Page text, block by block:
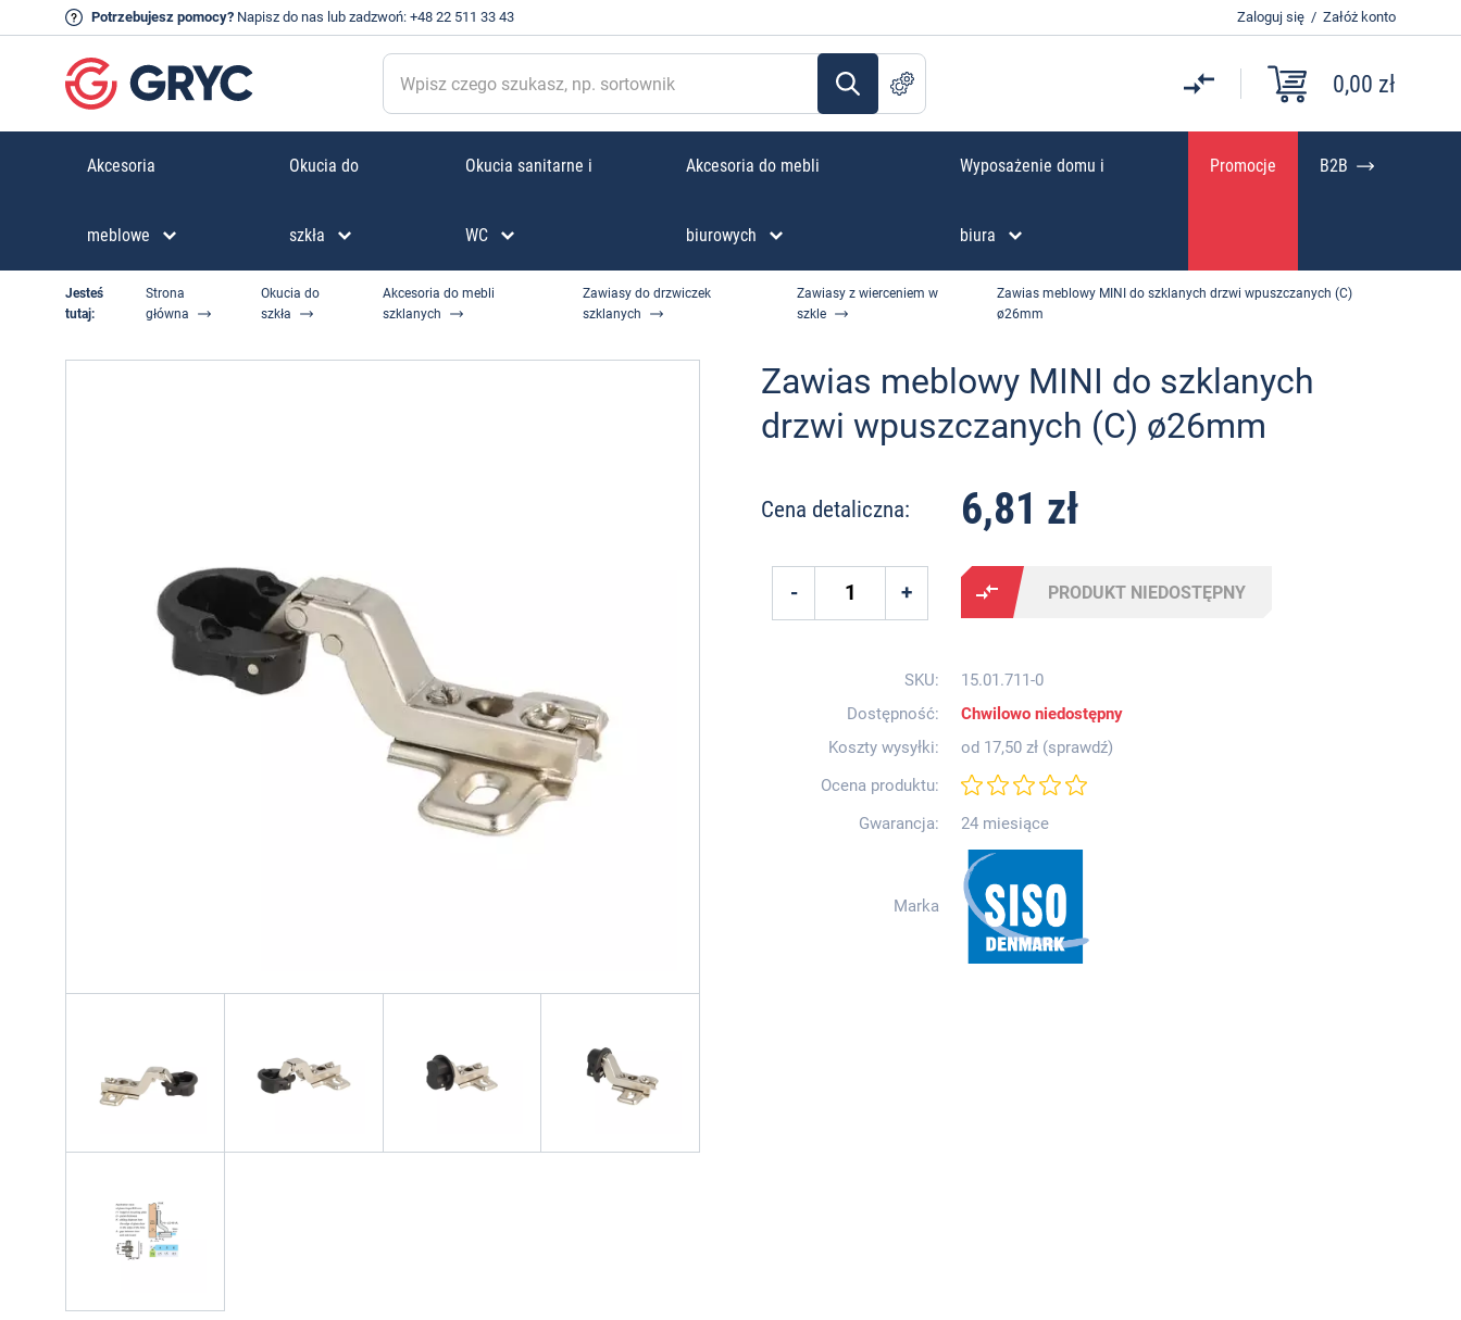
Potrzebujesz pomocy? Napisz do nas lub zadzwoń: +48 22 511 33 43 Zaloguj się / Załóż konto
0,00 zł
Akcesoria
meblowe
Okucia do
szkła
Okucia sanitarne i
WC
Akcesoria do mebli
biurowych
Wyposażenie domu i
biura
Promocje B2B
Jesteś
tutaj:
Strona
główna
Okucia do
szkła
Akcesoria do mebli
szklanych
Zawiasy do drzwiczek
szklanych
Zawiasy z wierceniem w
szkle
Zawias meblowy MINI do szklanych drzwi wpuszczanych (C)
ø26mm
Zawias meblowy MINI do szklanych
drzwi wpuszczanych (C) ø26mm
Cena detaliczna: 6,81 zł
PRODUKT NIEDOSTĘPNY
SKU:
15.01.711-0
Dostępność:
Chwilowo niedostępny
Koszty wysyłki:
od 17,50 zł (sprawdź)
Ocena produktu:
Gwarancja:
24 miesiące
Marka